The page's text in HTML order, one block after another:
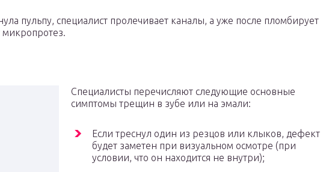
пульпу, специалист пролечивает каналы, а уже после пломбирует
микропротез.
Специалисты перечисляют следующие основные
симптомы трещин в зубе или на эмали:
Если треснул один из резцов или клыков, дефект
будет заметен при визуальном осмотре (при
условии, что он находится не внутри);